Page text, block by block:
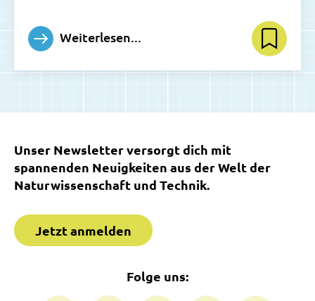
Weiterlesen...
Unser Newsletter versorgt dich mit
spannenden Neuigkeiten aus der Welt der
Naturwissenschaft und Technik.
Jetzt anmelden
Folge uns: